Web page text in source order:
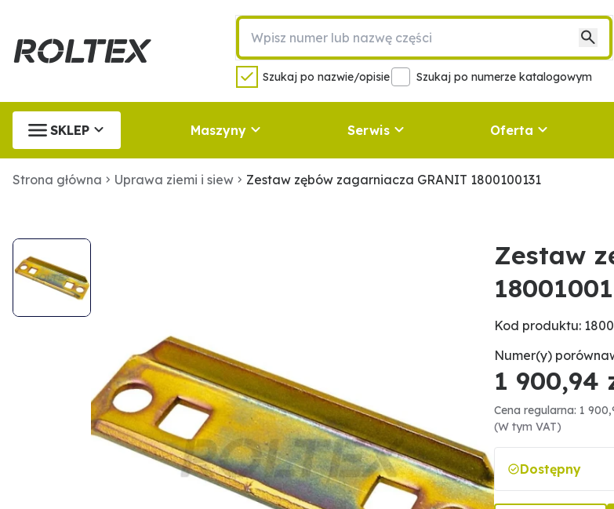
Szukaj po nazwie/opisie Szukaj po numerze katalogowym
SKLEP Maszyny Serwis Oferta
Strona główna Uprawa ziemi i siew Zestaw zębów zagarniacza GRANIT 1800100131
Zestaw
Kod produktu:
Numer(y)
1 900,94
Cena regularna: 1
(W tym VAT)
Dostępny